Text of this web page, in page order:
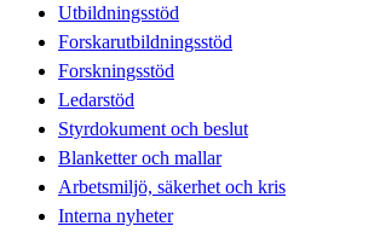
Utbildningsstöd
Forskarutbildningsstöd
Forskningsstöd
Ledarstöd
Styrdokument och beslut
Blanketter och mallar
Arbetsmiljö, säkerhet och kris
Interna nyheter